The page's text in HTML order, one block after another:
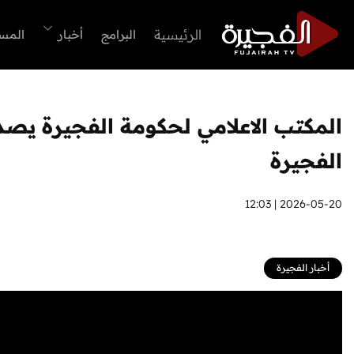
الرئيسية البرامج أخبار
المكتب الاعلامي لحكومة الفجيرة
الفجيرة
2026-05-20 | 12:03
أخبار الفجيرة